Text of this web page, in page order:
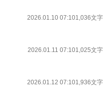
2026.01.10 07:101,036文字
2026.01.11 07:101,025文字
2026.01.12 07:101,936文字